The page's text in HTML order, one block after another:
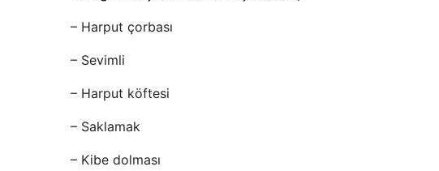
– Harput çorbası
– Sevimli
– Harput köftesi
– Saklamak
– Kibe dolması